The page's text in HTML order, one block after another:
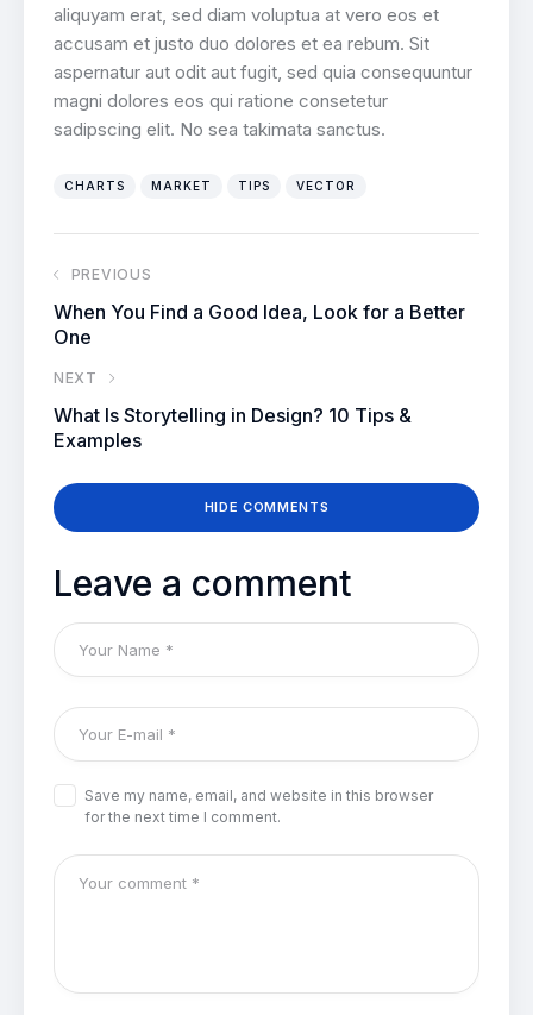
aliquyam erat, sed diam voluptua at vero eos et
accusam et justo duo dolores et ea rebum. Sit
aspernatur aut odit aut fugit, sed quia consequuntur
magni dolores eos qui ratione consetetur
sadipscing elit. No sea takimata sanctus.
CHARTS MARKET TIPS VECTOR
PREVIOUS
When You Find a Good Idea, Look for a Better
One
NEXT
What Is Storytelling in Design? 10 Tips &
Examples
HIDE COMMENTS
Leave a comment
Save my name, email, and website in this browser
for the next time I comment.